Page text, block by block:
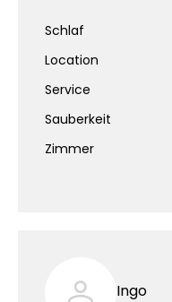
Schlaf
Location
Service
Sauberkeit
Zimmer
Ingo